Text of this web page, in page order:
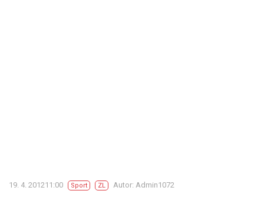
19. 4. 201211:00 Sport ZL Autor: Admin1072